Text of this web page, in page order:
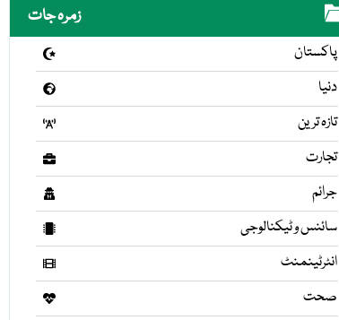
زمرہ جات
پاکستان
دنیا
تازہ ترین
تجارت
جرائم
سائنس و ٹیکنالوجی
انٹرٹینمنٹ
صحت